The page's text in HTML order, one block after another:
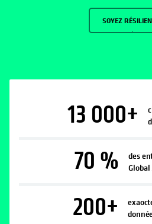
SOYEZ
13 000+
70 %
des
200+